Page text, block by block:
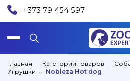
+373 79 454 597
Главная Категории товаров
Игрушки
Nobleza Hot dog